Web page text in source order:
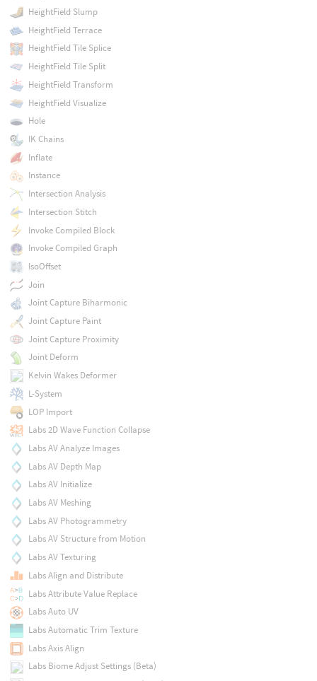
HeightField Slump
HeightField Terrace
HeightField Tile Splice
HeightField Tile Split
HeightField Transform
HeightField Visualize
Hole
IK Chains
Inflate
Instance
Intersection Analysis
Intersection Stitch
Invoke Compiled Block
Invoke Compiled Graph
IsoOffset
Join
Joint Capture Biharmonic
Joint Capture Paint
Joint Capture Proximity
Joint Deform
Kelvin Wakes Deformer
L-System
LOP Import
Labs 2D Wave Function Collapse
Labs AV Analyze Images
Labs AV Depth Map
Labs AV Initialize
Labs AV Meshing
Labs AV Photogrammetry
Labs AV Structure from Motion
Labs AV Texturing
Labs Align and Distribute
Labs Attribute Value Replace
Labs Auto UV
Labs Automatic Trim Texture
Labs Axis Align
Labs Biome Adjust Settings (Beta)